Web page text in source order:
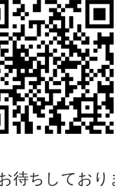
待ちしており